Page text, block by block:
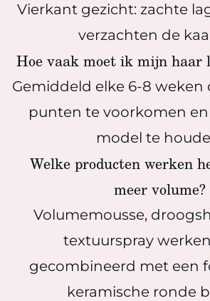
Vierkant gezicht: zachte
verzachten de
Hoe vaak moet ik mijn haar
Gemiddeld elke 6-8 weken
punten te voorkomen en
model te
Welke producten werken
meer volume?
Volumemousse,
textuurspray
gecombineerd met een
keramische ronde